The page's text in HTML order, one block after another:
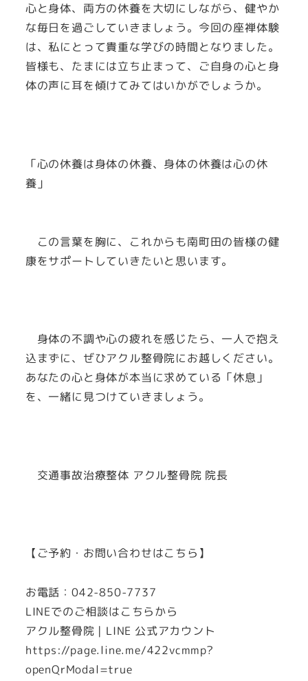
心と身体、両方の休養を大切にしながら、健やか
な毎日を過ごしていきましょう。今回の座禅体験
は、私にとって貴重な学びの時間となりました。
皆様も、たまには立ち止まって、ご自身の心と身
体の声に耳を傾けてみてはいかがでしょうか。
「心の休養は身体の休養、身体の休養は心の休
養」
この言葉を胸に、これからも南町田の皆様の健
康をサポートしていきたいと思います。
身体の不調や心の疲れを感じたら、一人で抱え
込まずに、ぜひアクル整骨院にお越しください。
あなたの心と身体が本当に求めている「休息」
を、一緒に見つけていきましょう。
交通事故治療整体 アクル整骨院 院長
【ご予約・お問い合わせはこちら】
お電話：042-850-7737
LINEでのご相談はこちらから
アクル整骨院 | LINE 公式アカウント
https://page.line.me/422vcmmp?
openQrModal=true